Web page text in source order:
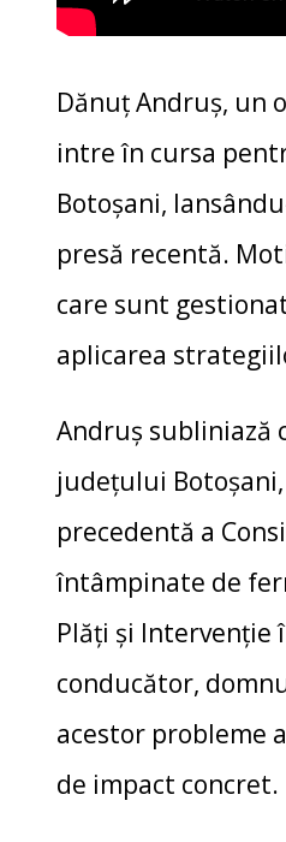
Dănuț Andruș, un
intre în cursa
Botoșani,
presă recentă.
care sunt
aplicarea
Andruș subliniază
județului
precedentă a
întâmpinate de
Plăți și Intervenție
conducător,
acestor probleme
de impact concret.